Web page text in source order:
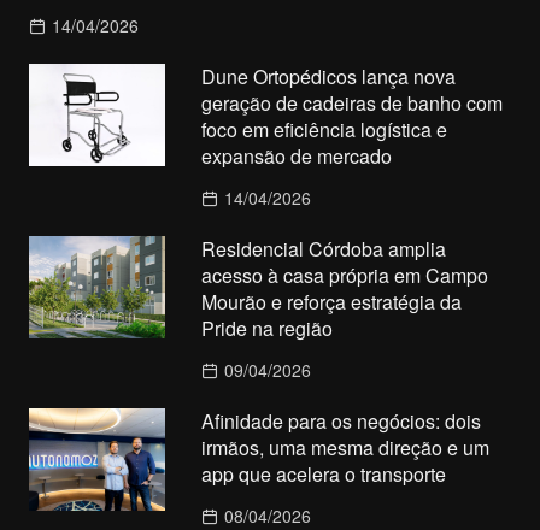
14/04/2026
Dune Ortopédicos lança nova
geração de cadeiras de banho com
foco em eficiência logística e
expansão de mercado
14/04/2026
Residencial Córdoba amplia
acesso à casa própria em Campo
Mourão e reforça estratégia da
Pride na região
09/04/2026
Afinidade para os negócios: dois
irmãos, uma mesma direção e um
app que acelera o transporte
08/04/2026